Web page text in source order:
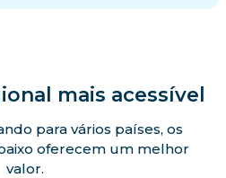
mais acessível
para vários países, os
oferecem um melhor
valor.